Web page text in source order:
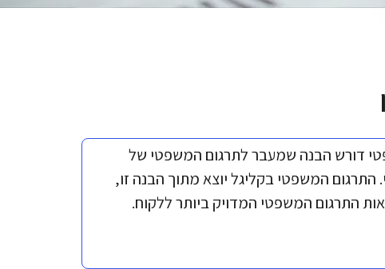
דורש הבנה שמעבר לתרגום המשפטי של
המשפטי בקליגל יוצא מתוך הבנה זו,
התרגום המשפטי המדויק ביותר ללקוח.